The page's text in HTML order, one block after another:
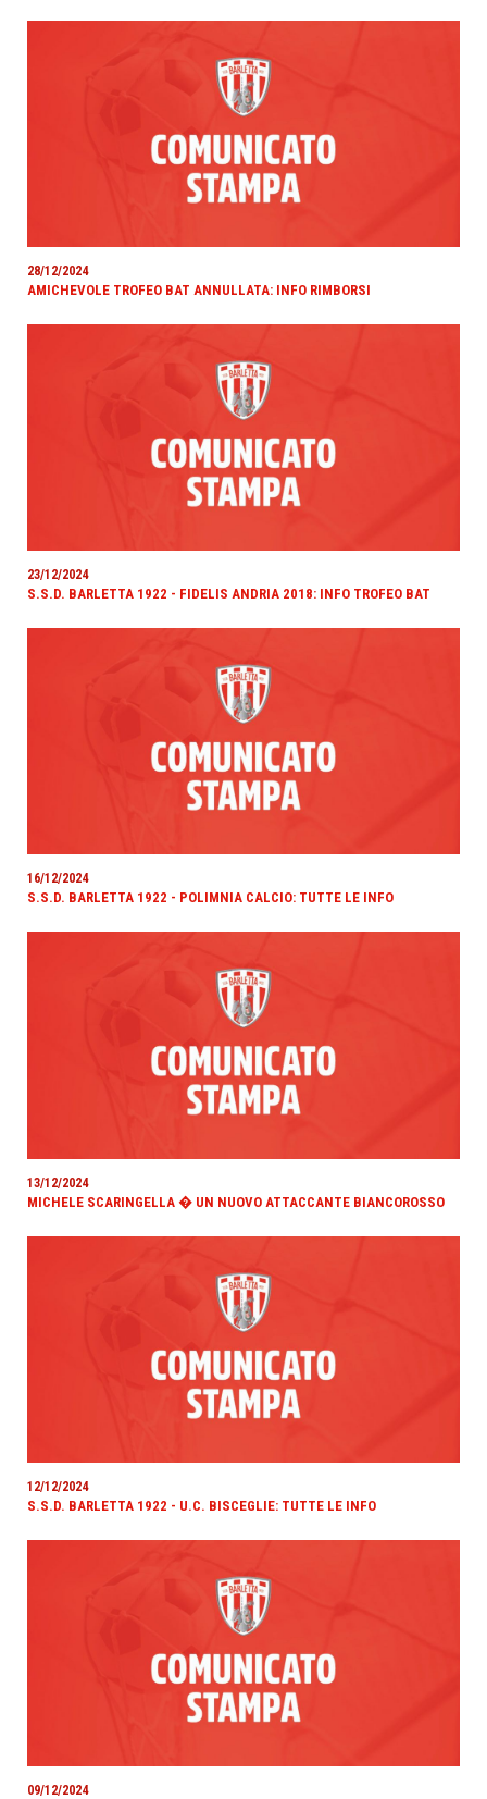
28/12/2024
AMICHEVOLE TROFEO BAT ANNULLATA: INFO RIMBORSI
23/12/2024
S.S.D. BARLETTA 1922 - FIDELIS ANDRIA 2018: INFO TROFEO BAT
16/12/2024
S.S.D. BARLETTA 1922 - POLIMNIA CALCIO: TUTTE LE INFO
13/12/2024
MICHELE SCARINGELLA � UN NUOVO ATTACCANTE BIANCOROSSO
12/12/2024
S.S.D. BARLETTA 1922 - U.C. BISCEGLIE: TUTTE LE INFO
09/12/2024